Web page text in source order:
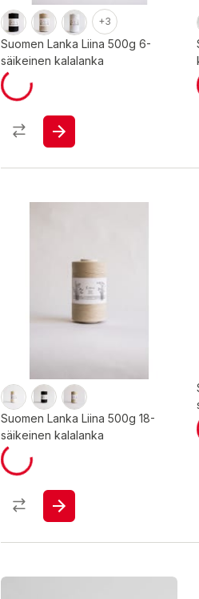
+3
Suomen Lanka Liina 500g 6-
säikeinen kalalanka
Suomen Lanka Liina 500g 18-
säikeinen kalalanka